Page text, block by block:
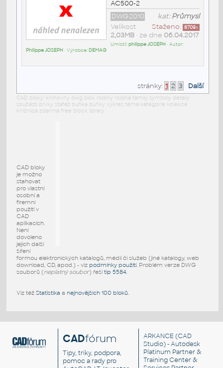
AC500-2
kat:Průmysl
DWG2010
Staženo: 8709x
Velikost
2,03MB• ze dne 06.04.2017
Umístil:philippe JOSEPH • Autor:
Philippe JOSEPH • Výrobce: DEMAG
stránky: 1 2 3 Další
CAD bloky: knihovny dwg blok rodiny rodina family symboly detaily
součásti prvky stafáž buňka buňky výkres téma kategorie kolekce
knižnica zdarma free block library
CAD bloky
je možno
stahovat
pro vlastní
osobní a
firemní
použití v
CAD
aplikacích.
Není
dovoleno
jejich další
šíření
formou elektronických katalogů, médií či služeb (jiné katalogy, web
download, CD, apod.) - viz podmínky použití. Problém verze DWG
souborů (neplatný soubor) řešítip 5584.
Viz též Statistika a nejnovějších 100 bloků.
CADfórum
Tipy, triky, podpora,
pomoc a rady pro
ARKANCE (CAD
Studio) - Autodesk
Platinum Partner &
Training Center &